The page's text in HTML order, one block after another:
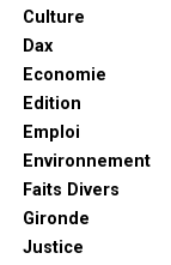
Culture
Dax
Economie
Edition
Emploi
Environnement
Faits Divers
Gironde
Justice